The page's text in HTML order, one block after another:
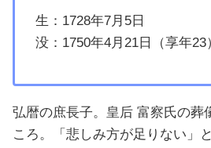
生：1728年7月5日
没：1750年4月21日（享年23）
弘暦の庶長子。皇后 富察氏の葬
ころ。「悲しみ方が足りない」